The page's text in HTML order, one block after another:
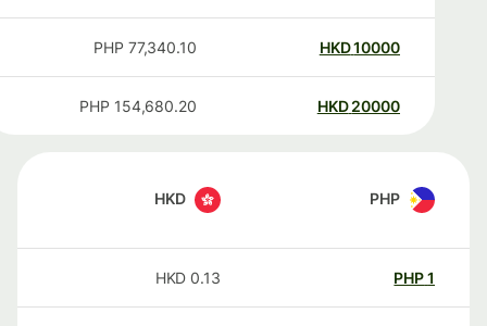
10000
HKD
77,340.10
PHP
20000
HKD
154,680.20
PHP
PHP
HKD
PHP
0.13
HKD